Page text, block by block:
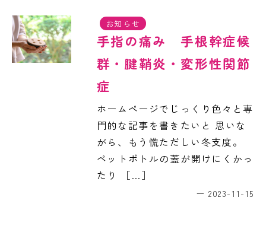
お知らせ
手指の痛み 手根幹症候
群・腱鞘炎・変形性関節
症
ホームページでじっくり色々と専
門的な記事を書きたいと 思いな
がら、もう慌ただしい冬支度。
ペットボトルの蓋が開けにくかっ
たり ［…］
2023-11-15